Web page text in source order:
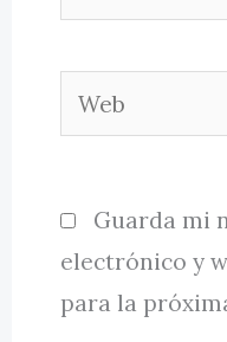
electrónico*
Web
Guarda mi
electrónico y
para la